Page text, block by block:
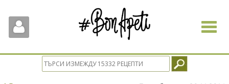
Toggle